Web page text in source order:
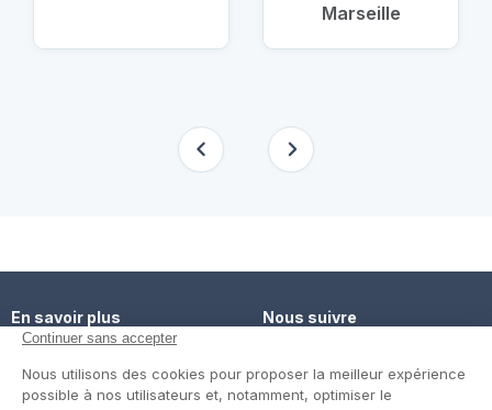
Marseille
En savoir plus
Un service de confiance
Nous suivre
Twitter